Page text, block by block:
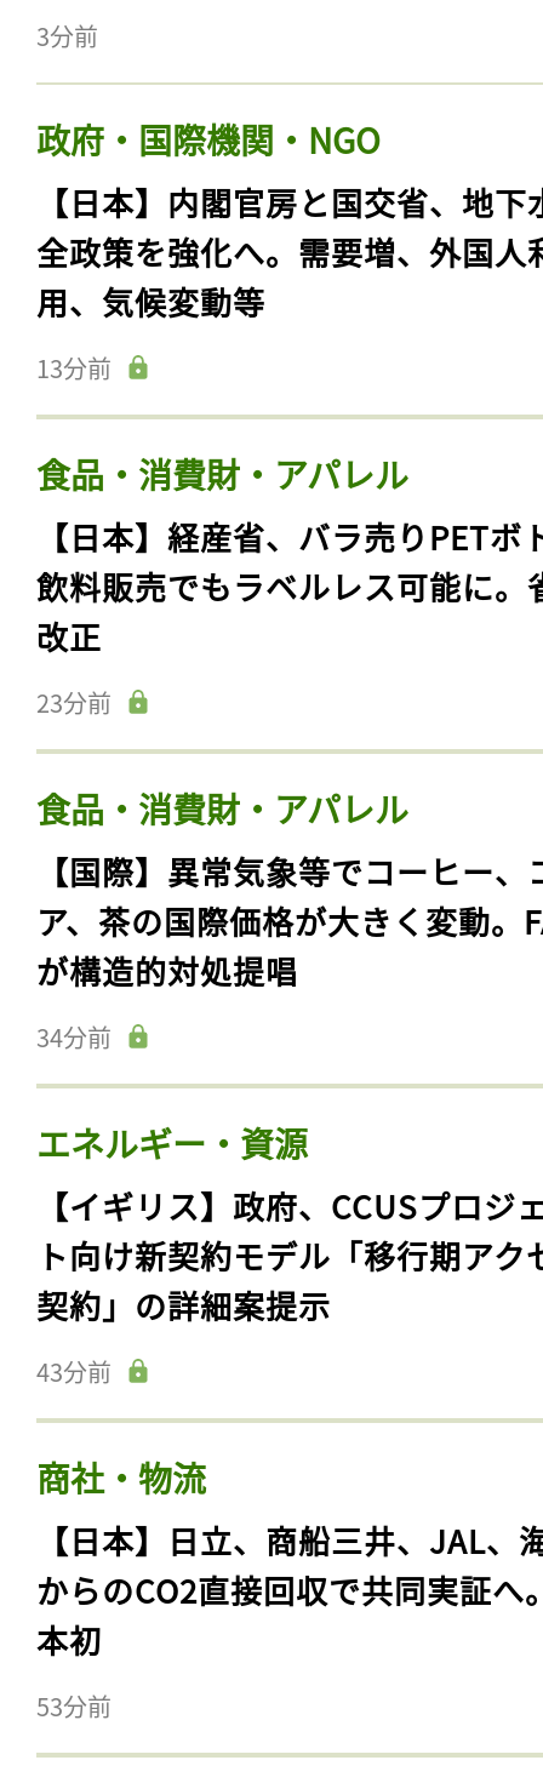
3分前
政府・国際機関・NGO
【日本】内閣官房と国交省、地下
全政策を強化へ。需要増、外国人
用、気候変動等
13分前
食品・消費財・アパレル
【日本】経産省、バラ売りPETボ
飲料販売でもラベルレス可能に。
改正
23分前
食品・消費財・アパレル
【国際】異常気象等でコーヒー、
ア、茶の国際価格が大きく変動。
が構造的対処提唱
34分前
エネルギー・資源
【イギリス】政府、CCUSプロジ
ト向け新契約モデル「移行期アク
契約」の詳細案提示
43分前
商社・物流
【日本】日立、商船三井、JAL、
からのCO2直接回収で共同実証へ
本初
53分前